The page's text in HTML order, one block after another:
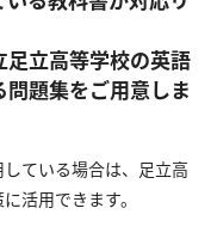
立高等学校の英語
題集をご用意しま
ている場合は、 足立高
活用できます。